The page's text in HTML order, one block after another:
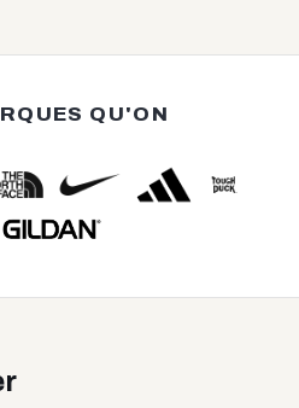
QU'ON